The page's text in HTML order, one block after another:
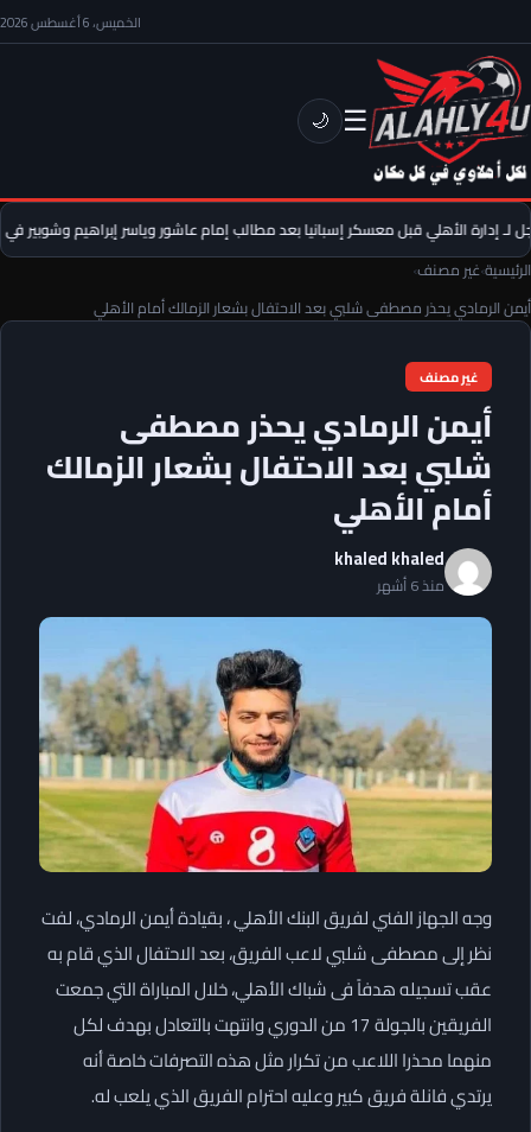
الخميس، 6 أغسطس 2026
☰
🌙
الأهلي قبل معسكر إسبانيا بعد مطالب إمام عاشور وياسر إبراهيم وشوبير في
الرئيسية›غير مصنف›
أيمن الرمادي يحذر مصطفى شلبي بعد الاحتفال بشعار الزمالك أمام الأهلي
غير مصنف
أيمن الرمادي يحذر مصطفى
شلبي بعد الاحتفال بشعار الزمالك
أمام الأهلي
khaled khaled
منذ 6 أشهر
وجه الجهاز الفني لفريق البنك الأهلي ، بقيادة أيمن الرمادي، لفت
نظر إلى مصطفى شلبي لاعب الفريق، بعد الاحتفال الذي قام به
عقب تسجيله هدفاً فى شباك الأهلي، خلال المباراة التي جمعت
الفريقين بالجولة 17 من الدوري وانتهت بالتعادل بهدف لكل
منهما محذرا اللاعب من تكرار مثل هذه التصرفات خاصة أنه
يرتدي فانلة فريق كبير وعليه احترام الفريق الذي يلعب له.